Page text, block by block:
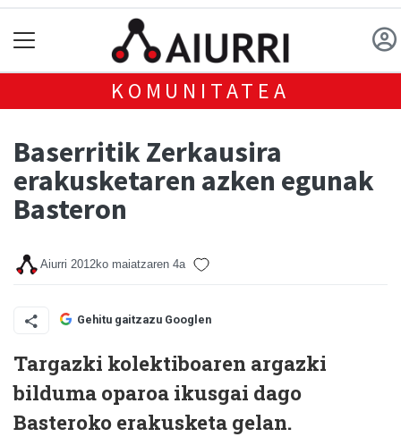
KOMUNITATEA
Baserritik Zerkausira
erakusketaren azken egunak
Basteron
Aiurri 2012ko maiatzaren 4a
Gehitu gaitzazu Googlen
Targazki kolektiboaren argazki
bilduma oparoa ikusgai dago
Basteroko erakusketa gelan.